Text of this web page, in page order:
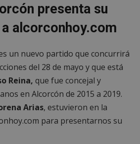
presenta su
alcorconhoy.com
un nuevo partido que concurrirá
del 28 de mayo y que está
Reina, que fue concejal y
en Alcorcón de 2015 a 2019.
Arias, estuvieron en la
para presentarnos su